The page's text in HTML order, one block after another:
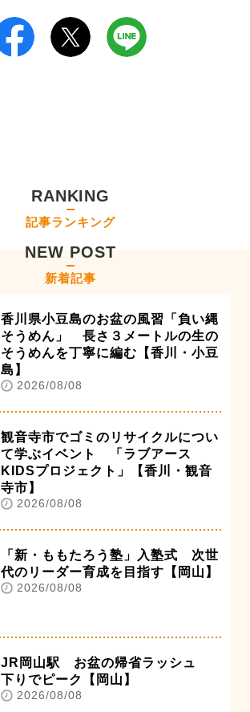
RANKING
記事ランキング
NEW POST
新着記事
香川県小豆島のお盆の風習「負い縄
そうめん」 長さ３メートルの生の
そうめんを丁寧に編む【香川・小豆
島】
2026/08/08
観音寺市でゴミのリサイクルについ
て学ぶイベント 「ラブアース
KIDSプロジェクト」【香川・観音
寺市】
2026/08/08
「新・ももたろう塾」入塾式 次世
代のリーダー育成を目指す【岡山】
2026/08/08
JR岡山駅 お盆の帰省ラッシュ
下りでピーク【岡山】
2026/08/08